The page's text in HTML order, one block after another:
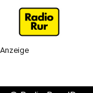
Anzeige